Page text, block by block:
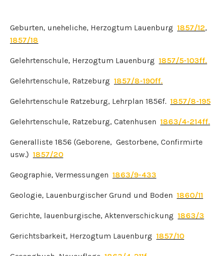
Geburten, uneheliche, Herzogtum Lauenburg 1857/12,
1857/18
Gelehrtenschule, Herzogtum Lauenburg 1857/5-103ff.
Gelehrtenschule, Ratzeburg 1857/8-190ff.
Gelehrtenschule Ratzeburg, Lehrplan 1856f. 1857/8-195
Gelehrtenschule, Ratzeburg, Catenhusen 1863/4-214ff.
Generalliste 1856 (Geborene, Gestorbene, Confirmirte
usw.) 1857/20
Geographie, Vermessungen 1863/9-433
Geologie, Lauenburgischer Grund und Boden 1860/11
Gerichte, lauenburgische, Aktenverschickung 1863/3
Gerichtsbarkeit, Herzogtum Lauenburg 1857/10